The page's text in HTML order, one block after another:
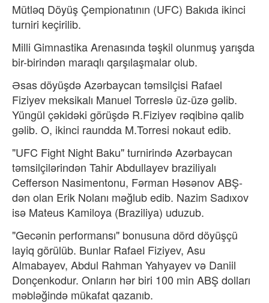
Mütləq Döyüş Çempionatının (UFC) Bakıda ikinci
turniri keçirilib.
Milli Gimnastika Arenasında təşkil olunmuş yarışda
bir-birindən maraqlı qarşılaşmalar olub.
Əsas döyüşdə Azərbaycan təmsilçisi Rafael
Fiziyev meksikalı Manuel Torreslə üz-üzə gəlib.
Yüngül çəkidəki görüşdə R.Fiziyev rəqibinə qalib
gəlib. O, ikinci raundda M.Torresi nokaut edib.
"UFC Fight Night Baku" turnirində Azərbaycan
təmsilçilərindən Tahir Abdullayev braziliyalı
Cefferson Nasimentonu, Fərman Həsənov ABŞ-
dən olan Erik Nolanı məğlub edib. Nazim Sadıxov
isə Mateus Kamiloya (Braziliya) uduzub.
"Gecənin performansı" bonusuna dörd döyüşçü
layiq görülüb. Bunlar Rafael Fiziyev, Asu
Almabayev, Abdul Rahman Yahyayev və Daniil
Donçenkodur. Onların hər biri 100 min ABŞ dolları
məbləğində mükafat qazanıb.